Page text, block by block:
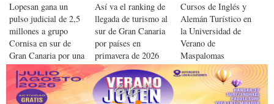
Lopesan gana un
pulso judicial de 2,5
millones a grupo
Cornisa en sur de
Gran Canaria por una
sanción de Hacienda
Así va el ranking de
llegada de turismo al
sur de Gran Canaria
por países en
primavera de 2026
Cursos de Inglés y
Alemán Turístico en
la Universidad de
Verano de
Maspalomas